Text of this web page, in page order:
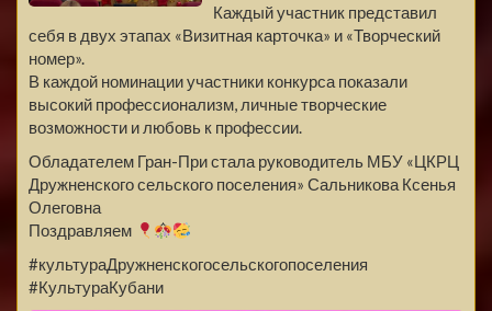
Каждый участник представил
себя в двух этапах «Визитная карточка» и «Творческий
номер».
В каждой номинации участники конкурса показали
высокий профессионализм, личные творческие
возможности и любовь к профессии.
Обладателем Гран-При стала руководитель МБУ «ЦКРЦ
Дружненского сельского поселения» Сальникова Ксенья
Олеговна
Поздравляем
#культураДружненскогосельскогопоселения
#КультураКубани